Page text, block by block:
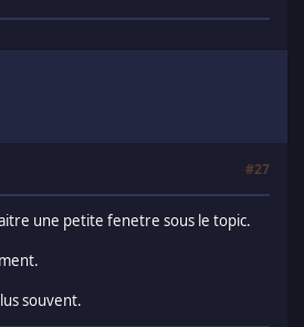
#27
une petite fenetre sous le topic.
souvent.